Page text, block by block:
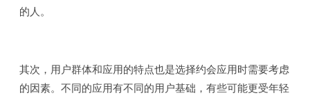
的人。
其次，用户群体和应用的特点也是选择约会应用时需要考虑
的因素。不同的应用有不同的用户基础，有些可能更受年轻